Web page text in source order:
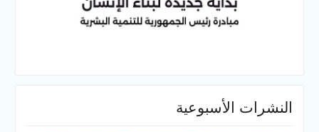
النشرات الأسبوعية